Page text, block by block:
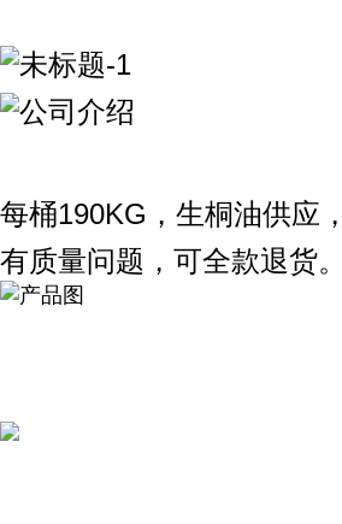
每桶190KG，生桐油供应
有质量问题，可全款退货。